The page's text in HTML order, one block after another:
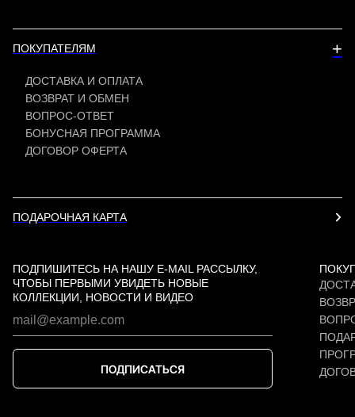
ПОКУПАТЕЛЯМ +
ДОСТАВКА И ОПЛАТА
ВОЗВРАТ И ОБМЕН
ВОПРОС-ОТВЕТ
БОНУСНАЯ ПРОГРАММА
ДОГОВОР ОФЕРТА
ПОДАРОЧНАЯ КАРТА
ПОДПИШИТЕСЬ НА НАШУ E-MAIL РАССЫЛКУ,
ЧТОБЫ ПЕРВЫМИ УВИДЕТЬ НОВЫЕ
КОЛЛЕКЦИИ, НОВОСТИ И ВИДЕО
ПОДПИСАТЬСЯ